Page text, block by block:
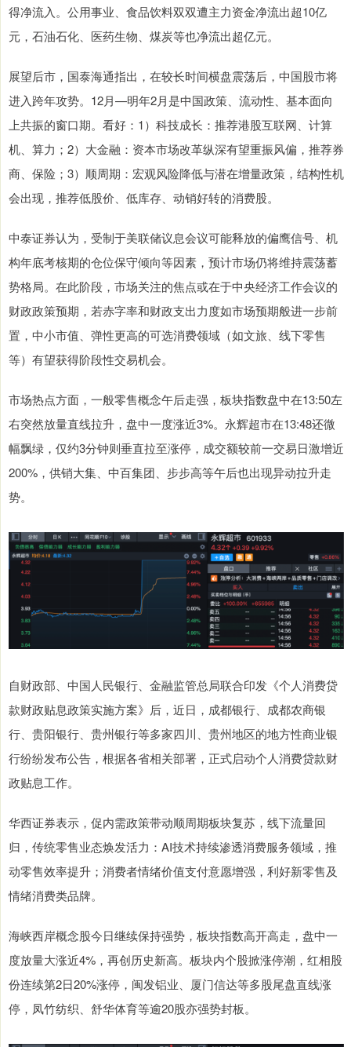
得净流入。公用事业、食品饮料双双遭主力资金净流出超10亿
元，石油石化、医药生物、煤炭等也净流出超亿元。
展望后市，国泰海通指出，在较长时间横盘震荡后，中国股市将
进入跨年攻势。12月—明年2月是中国政策、流动性、基本面向
上共振的窗口期。看好：1）科技成长：推荐港股互联网、计算
机、算力；2）大金融：资本市场改革纵深有望重振风偏，推荐券
商、保险；3）顺周期：宏观风险降低与潜在增量政策，结构性机
会出现，推荐低股价、低库存、动销好转的消费股。
中泰证券认为，受制于美联储议息会议可能释放的偏鹰信号、机
构年底考核期的仓位保守倾向等因素，预计市场仍将维持震荡蓄
势格局。在此阶段，市场关注的焦点或在于中央经济工作会议的
财政政策预期，若赤字率和财政支出力度如市场预期般进一步前
置，中小市值、弹性更高的可选消费领域（如文旅、线下零售
等）有望获得阶段性交易机会。
市场热点方面，一般零售概念午后走强，板块指数盘中在13:50左
右突然放量直线拉升，盘中一度涨近3%。永辉超市在13:48还微
幅飘绿，仅约3分钟则垂直拉至涨停，成交额较前一交易日激增近
200%，供销大集、中百集团、步步高等午后也出现异动拉升走
势。
自财政部、中国人民银行、金融监管总局联合印发《个人消费贷
款财政贴息政策实施方案》后，近日，成都银行、成都农商银
行、贵阳银行、贵州银行等多家四川、贵州地区的地方性商业银
行纷纷发布公告，根据各省相关部署，正式启动个人消费贷款财
政贴息工作。
华西证券表示，促内需政策带动顺周期板块复苏，线下流量回
归，传统零售业态焕发活力：AI技术持续渗透消费服务领域，推
动零售效率提升；消费者情绪价值支付意愿增强，利好新零售及
情绪消费类品牌。
海峡西岸概念股今日继续保持强势，板块指数高开高走，盘中一
度放量大涨近4%，再创历史新高。板块内个股掀涨停潮，红相股
份连续第2日20%涨停，闽发铝业、厦门信达等多股尾盘直线涨
停，凤竹纺织、舒华体育等逾20股亦强势封板。